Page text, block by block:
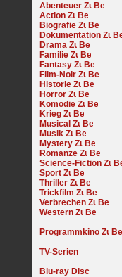
Abenteuer
Action
Biografie
Dokumentation
Drama
Familie
Fantasy
Film-Noir
Historie
Horror
Komödie
Krieg
Musical
Musik
Mystery
Romanze
Science-Fiction
Sport
Thriller
Trickfilm
Verbrechen
Western
Programmkino
TV-Serien
Blu-ray Disc